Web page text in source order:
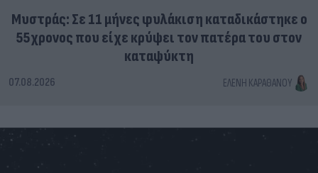
Μυστράς: Σε 11 μήνες φυλάκιση καταδικάστηκε ο
55χρονος που είχε κρύψει τον πατέρα του στον
καταψύκτη
07.08.2026 ΕΛΈΝΗ ΚΑΡΑΘΆΝΟΥ